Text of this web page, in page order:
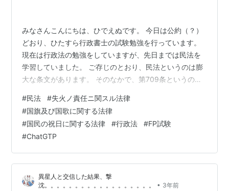
みなさんこんにちは、ひでえぬです。 今日は公約（？）
どおり、ひたすら行政書士の試験勉強を行っています。
現在は行政法の勉強をしていますが、先日までは民法を
学習していました。 ご存じのとおり、民法というのは膨
大な条文があります。 そのなかで、第709条というのが
意又は過失によって他人の権利又は法律上保護される利
益を侵害した者は、これによって生じた損害を賠償する
責任を負う。 *1 不法行為があった場合の損害賠償につい
て規定したものですが、これの例外として、「失火ノ責
任二関スル法律」（失火責任法）というのがあります。
明治三十二年法律第四十号 明…
#民法 #失火ノ責任ニ関スル法律
#国旗及び国歌に関する法律
#国民の祝日に関する法律 #行政法 #FP試験
#ChatGTP
異星人と交信した結果、撃
沈。。。。。。。。。。。。。。。。。。
• 3年前